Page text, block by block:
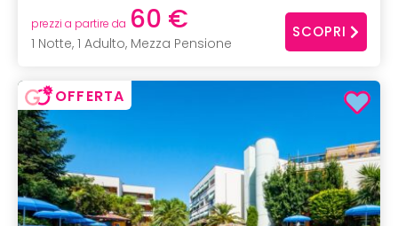
prezzi a partire da 60 €
1 Notte, 1 Adulto, Mezza Pensione
SCOPRI
OFFERTA